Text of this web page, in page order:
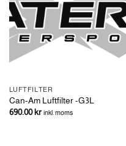
LUFTFILTER
Can-Am Luftfilter -G3L
690.00kr inkl. moms